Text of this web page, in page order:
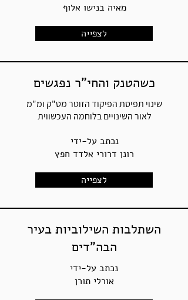
מאיה בנישו אלוף
לצפייה
כשהטנק והחי"ר נפגשים
שינוי תפיסת הפיקוד הזוטר מט"ק ומ"מ
לאור השינויים בלוחמה העכשווית
נכתב על-ידי
רונן דרורי אלדד חפץ
לצפייה
השתלבות השילוביות בעיר
הבה"דים
נכתב על-ידי
אורלי תורן